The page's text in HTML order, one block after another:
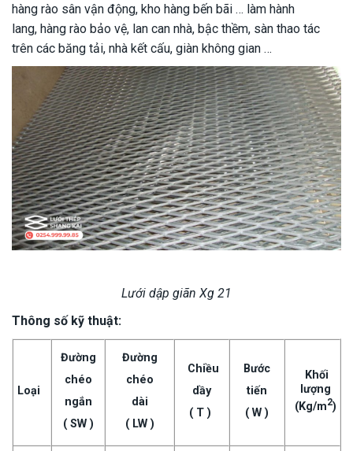
hàng rào sân vận động, kho hàng bến bãi … làm hành
lang, hàng rào bảo vệ, lan can nhà, bậc thềm, sàn thao tác
trên các băng tải, nhà kết cấu, giàn không gian …
Lưới dập giãn Xg 21
Thông số kỹ thuật:
Loại
Đường
chéo
ngắn
( SW )
Đường
chéo
dài
( LW )
Chiều
dầy
( T )
Bước
tiến
( W )
Khối
lượng
(Kg/m2)